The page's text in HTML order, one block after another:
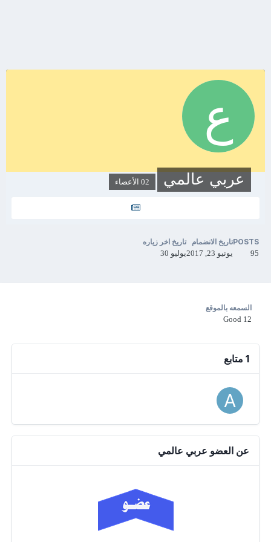
عربي عالمي 02 الأعضاء
POSTS
95
تاريخ الانضمام
يونيو 23, 2017
تاريخ اخر زياره
يوليو 30
السمعه بالموقع
12
Good
1 متابع
عن العضو عربي عالمي